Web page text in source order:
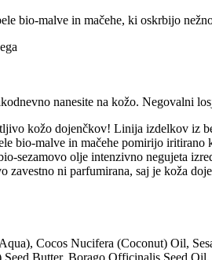
bio-malve in mačehe, ki oskrbijo
nanesite na kožo. Negovalni
kožo dojenčkov! Linija izdelkov iz
bio-malve in mačehe pomirijo iritirano
sezamovo olje intenzivno negujeta
zavestno ni parfumirana, saj je koža
Cocos Nucifera (Coconut) Oil,